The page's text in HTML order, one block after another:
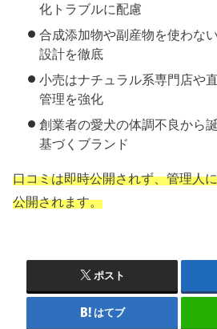
化トラブルに配慮
合成添加物や副産物を使わな
設計を徹底
小売はナチュラル系専門店や
管理を強化
創業者の愛犬の体調不良から
基づくブランド
口コミは即時公開されず、管理人
公開されます。
ポスト
はてブ